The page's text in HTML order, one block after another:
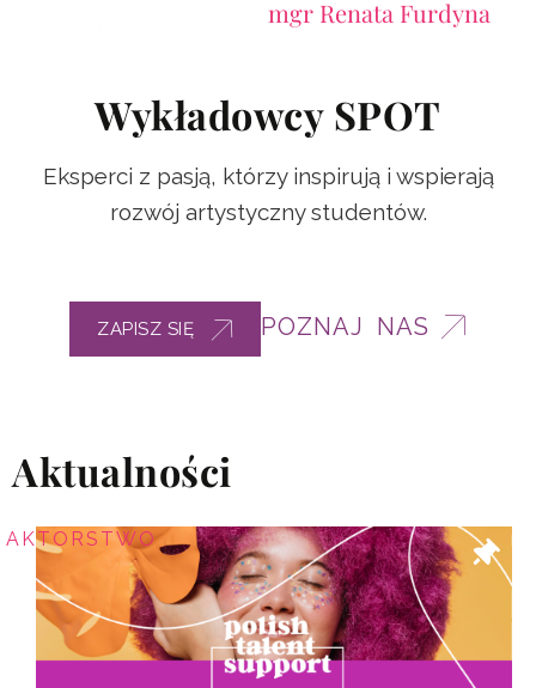
mgr Renata Furdyna
Wykładowcy SPOT
Eksperci z pasją, którzy inspirują i wspierają
rozwój artystyczny studentów.
ZAPISZ SIĘ POZNAJ NAS
Aktualności
AKTORSTWO